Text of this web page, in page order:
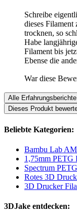
Schreibe
dieses
trocknen, so
Habe
Filament bis
Ebense die
War diese
Alle
Dieses Produkt
Beliebte Kategorien:
Bambu Lab
1,75mm PETG
Spectrum
Rotes 3D
3D Drucker
3DJake entdecken: